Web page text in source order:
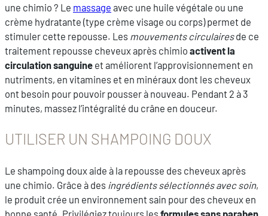
une chimio ? Le massage avec une huile végétale ou une
crème hydratante (type crème visage ou corps) permet de
stimuler cette repousse. Les mouvements circulairesde ce
traitement repousse cheveux après chimio activent la
circulation sanguine et améliorent l’approvisionnement en
nutriments, en vitamines et en minéraux dont les cheveux
ont besoin pour pouvoir pousser à nouveau. Pendant 2 à 3
minutes, massez l’intégralité du crâne en douceur.
UTILISER UN SHAMPOING DOUX
Le shampoing doux aide à la repousse des cheveux après
une chimio. Grâce à des ingrédients sélectionnés avec soin,
le produit crée un environnement sain pour des cheveux en
bonne santé. Privilégiez toujours les formules sans paraben,